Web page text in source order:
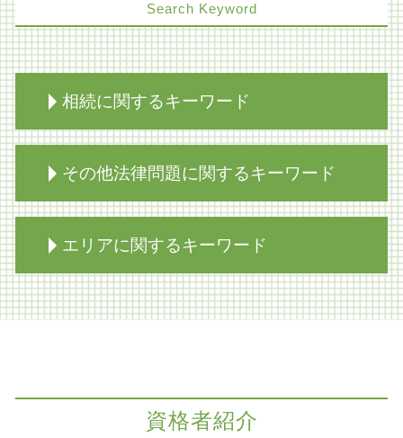
Search Keyword
相続に関するキーワード
家族信託 認知症
相続 寄与分
自筆証書遺言 効力
相続放棄 期間
相続放棄手続き 裁判所
公正証書遺言 遺留分
相続 家
限定承認 注意点
その他法律問題に関するキーワード
契約法務
労働問題 調停
削除請求 弁護士
医療過誤 高齢者 損害賠償
医療過誤 損害賠償額
エリアに関するキーワード
遺産分割協議 神戸市 弁護士
交通事故 奈良市 弁護士
遺留分侵害額請求 大阪市 弁護士
資格者紹介